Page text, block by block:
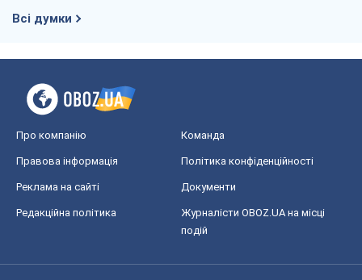
Всі думки
Про компанію Команда
Правова інформація Політика конфіденційності
Реклама на сайті Документи
Редакційна політика
Журналісти OBOZ.UA на місці
подій